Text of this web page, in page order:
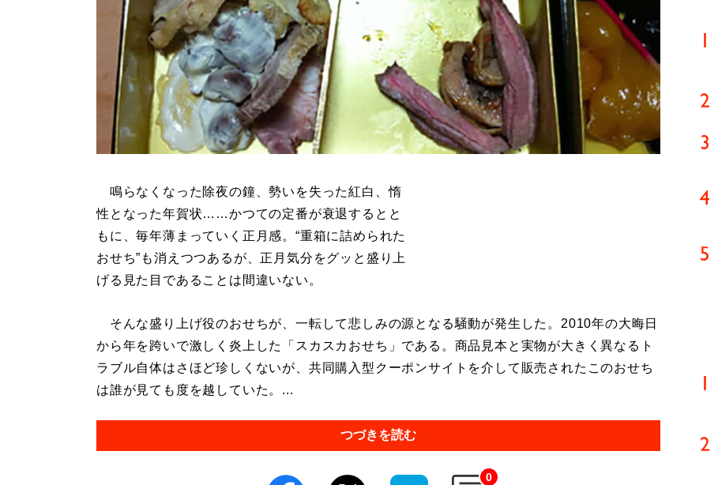
鳴らなくなった除夜の鐘、勢いを失った紅白、惰
性となった年賀状……かつての定番が衰退するとと
もに、毎年薄まっていく正月感。“重箱に詰められた
おせち”も消えつつあるが、正月気分をグッと盛り上
げる見た目であることは間違いない。
そんな盛り上げ役のおせちが、一転して悲しみの源となる騒動が発生した。2010年の大晦日
から年を跨いで激しく炎上した「スカスカおせち」である。商品見本と実物が大きく異なるト
ラブル自体はさほど珍しくないが、共同購入型クーポンサイトを介して販売されたこのおせち
は誰が見ても度を越していた。...
つづきを読む
0